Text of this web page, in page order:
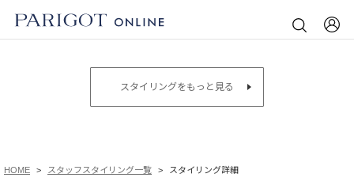
スタイリングをもっと見る
HOME スタッフスタイリング一覧 スタイリング詳細